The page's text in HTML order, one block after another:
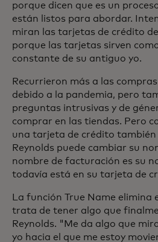
porque dicen que es un
están listos para abordar.
miran las tarjetas de crédito
porque las tarjetas sirven
constante de su antiguo yo.
Recurrieron más a las
debido a la pandemia, pero
preguntas intrusivas y de
comprar en las tiendas. Pero
una tarjeta de crédito también
Reynolds puede cambiar su
nombre de facturación es su
todavía está en su tarjeta de
La función True Name elimina
trata de tener algo que
Reynolds. "Me da algo que
yo hacia el que me estoy